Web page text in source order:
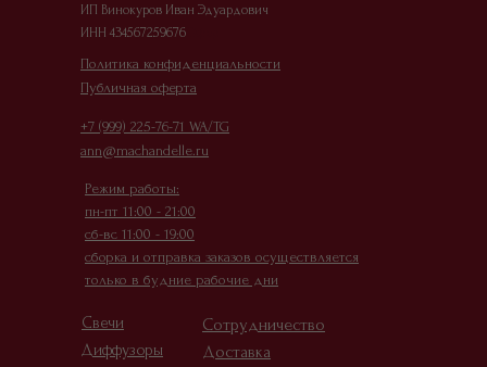
+7 (999) 225-76-71 WA/TG
ann@machandelle.ru
Режим работы:
пн-пт 11:00 - 21:00
сб-вс 11:00 - 19:00
сборка и отправка заказов осуществляется
только в будние рабочие дни
ИП Винокуров Иван Эдуардович
ИНН 434567259676
Свечи
Диффузоры
Публичная оферта
Политика конфиденциальности
Сотрудничество
Доставка